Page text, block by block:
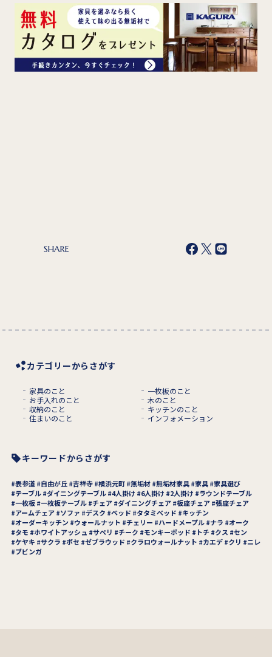
SHARE
カテゴリーからさがす
家具のこと
一枚板のこと
お手入れのこと
木のこと
収納のこと
キッチンのこと
住まいのこと
インフォメーション
キーワードからさがす
表参道 自由が丘 吉祥寺 横浜元町 無垢材 無垢材家具 家具
家具選び
テーブル ダイニングテーブル 4人掛け 6人掛け 2人掛け
ラウンドテーブル
一枚板 一枚板テーブル チェア ダイニングチェア 板座チェア 張座チェア
アームチェア
ソファ デスク ベッド タタミベッド
キッチン
オーダーキッチン
ウォールナット チェリー ハードメープル ナラ
オーク
タモ
ホワイトアッシュ サペリ チーク モンキーポッド トチ クス
セン
ケヤキ
サクラ ボセ ゼブラウッド クラロウォールナット カエデ クリ
ニレ
ブビンガ